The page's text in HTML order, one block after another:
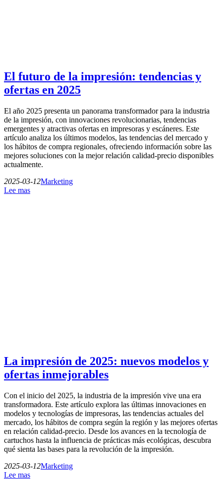
El futuro de la impresión: tendencias y
ofertas en 2025
El año 2025 presenta un panorama transformador para la industria
de la impresión, con innovaciones revolucionarias, tendencias
emergentes y atractivas ofertas en impresoras y escáneres. Este
artículo analiza los últimos modelos, las tendencias del mercado y
los hábitos de compra regionales, ofreciendo información sobre las
mejores soluciones con la mejor relación calidad-precio disponibles
actualmente.
2025-03-12Marketing
Lee mas
La impresión de 2025: nuevos modelos y
ofertas inmejorables
Con el inicio del 2025, la industria de la impresión vive una era
transformadora. Este artículo explora las últimas innovaciones en
modelos y tecnologías de impresoras, las tendencias actuales del
mercado, los hábitos de compra según la región y las mejores ofertas
en relación calidad-precio. Desde los avances en la tecnología de
cartuchos hasta la influencia de prácticas más ecológicas, descubra
qué sienta las bases para la revolución de la impresión.
2025-03-12Marketing
Lee mas